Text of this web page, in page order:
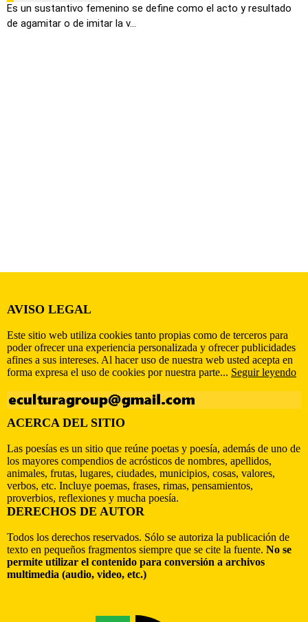
Es un sustantivo femenino se define como el acto y resultado
de agamitar o de imitar la v...
AVISO LEGAL
Este sitio web utiliza cookies tanto propias como de terceros para
poder ofrecer una experiencia personalizada y ofrecer publicidades
afines a sus intereses. Al hacer uso de nuestra web usted acepta en
forma expresa el uso de cookies por nuestra parte... Seguir leyendo
ACERCA DEL SITIO
Las poesías es un sitio que reúne poetas y poesía, además de uno de
los mayores compendios de acrósticos de nombres, apellidos,
animales, frutas, lugares, ciudades, municipios, cosas, valores,
verbos, etc. Incluye poemas, frases, rimas, pensamientos,
proverbios, reflexiones y mucha poesía.
DERECHOS DE AUTOR
Todos los derechos reservados. Sólo se autoriza la publicación de
texto en pequeños fragmentos siempre que se cite la fuente. No se
permite utilizar el contenido para conversión a archivos
multimedia (audio, video, etc.)